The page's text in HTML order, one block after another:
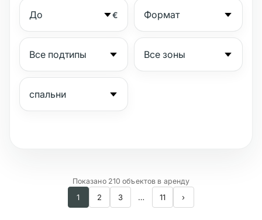
€
Охраняемый комплекс
Показано 210 объектов в аренду
1 2 3 … 11 ›